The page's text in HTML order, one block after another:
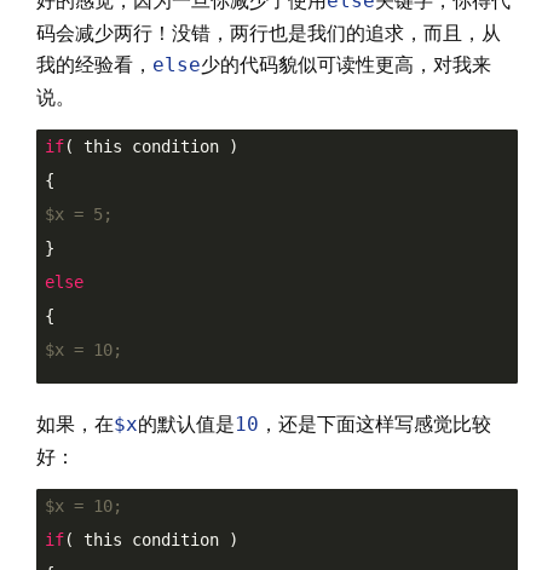
码会减少两行！没错，两行也是我们的追求，而且，从
我的经验看， else少的代码貌似可读性更高，对我来
说。
if( this condition )
{
$x = 5;
}
else
{
$x = 10;
如果，在$x的默认值是10 ，还是下面这样写感觉比较
好：
$x = 10;
if( this condition )